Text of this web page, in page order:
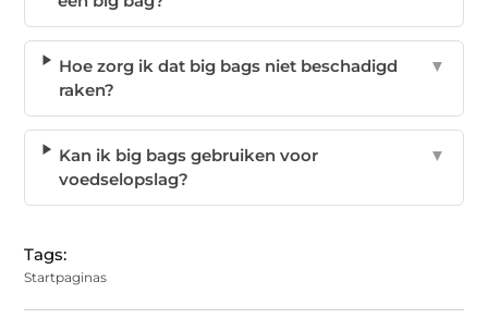
Hoe zorg ik dat big bags niet beschadigd
raken?
▼
Kan ik big bags gebruiken voor
voedselopslag?
▼
Tags:
Startpaginas